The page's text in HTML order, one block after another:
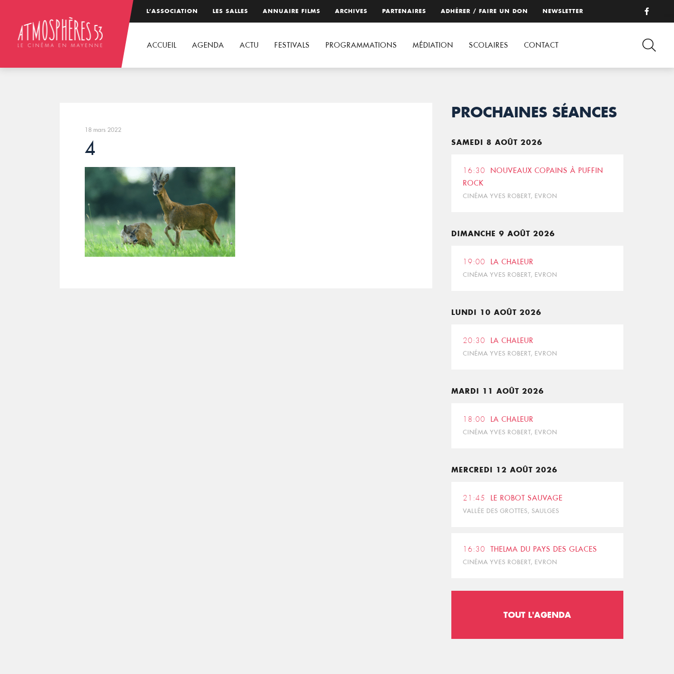
L’ASSOCIATION LES SALLES ANNUAIRE FILMS ARCHIVES PARTENAIRES ADHÉRER / FAIRE UN DON NEWSLETTER
ACCUEIL AGENDA ACTU FESTIVALS PROGRAMMATIONS MÉDIATION SCOLAIRES CONTACT
18 mars 2022
4
PROCHAINES SÉANCES
SAMEDI 8 AOÛT 2026
16:30
NOUVEAUX COPAINS À PUFFIN
ROCK
CINÉMA YVES ROBERT, EVRON
DIMANCHE 9 AOÛT 2026
19:00 LA CHALEUR
CINÉMA YVES ROBERT, EVRON
LUNDI 10 AOÛT 2026
20:30 LA CHALEUR
CINÉMA YVES ROBERT, EVRON
MARDI 11 AOÛT 2026
18:00 LA CHALEUR
CINÉMA YVES ROBERT, EVRON
MERCREDI 12 AOÛT 2026
21:45 LE ROBOT SAUVAGE
VALLÉE DES GROTTES, SAULGES
16:30 THELMA DU PAYS DES GLACES
CINÉMA YVES ROBERT, EVRON
TOUT L'AGENDA